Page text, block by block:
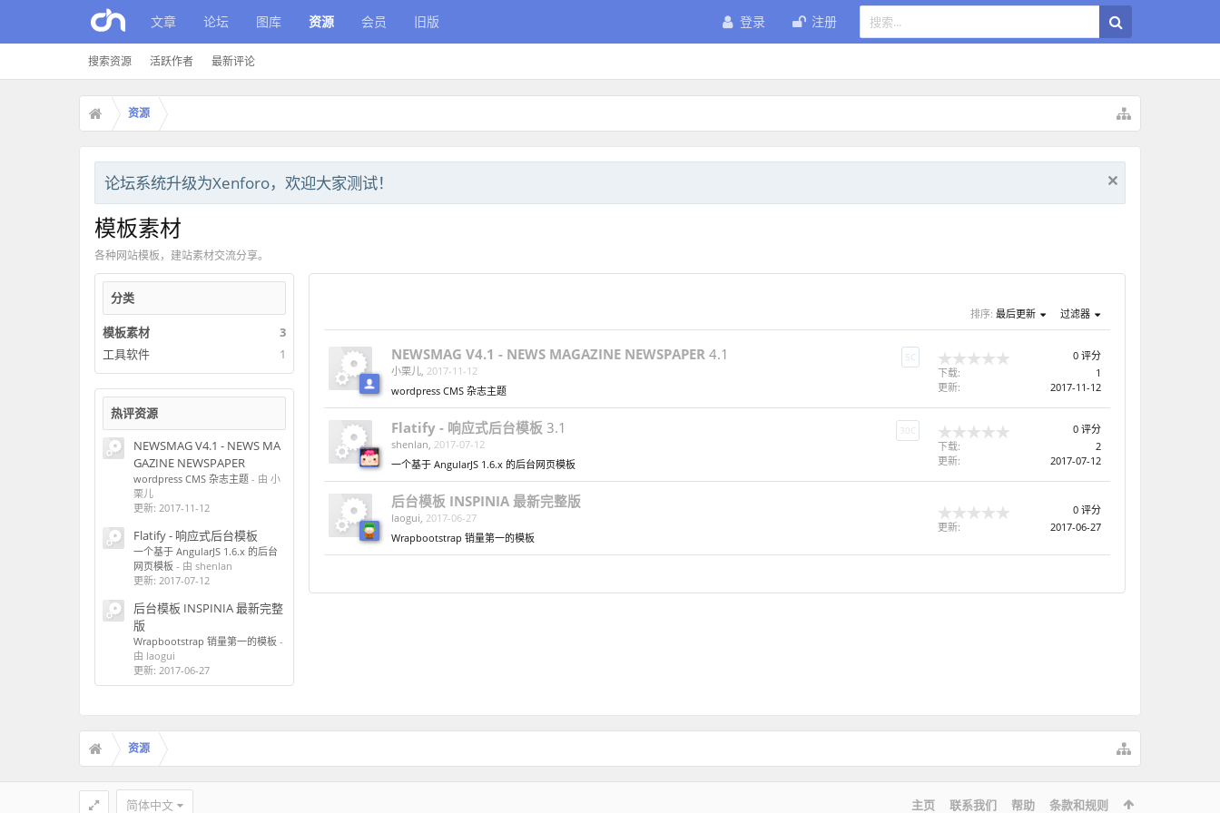
文章 论坛 图库 资源
搜索资源 活跃作者 最新评论
会员 旧版 登录 注册
资源
论坛系统升级为Xenforo，欢迎大家测试！
模板素材
各种网站模板，建站素材交流分享。
分类
模板素材
3
工具软件
1
热评资源
NEWSMAG V4.1 - NEWS MA
GAZINE NEWSPAPER
wordpress CMS 杂志主题 - 由 小
栗儿
更新: 2017-11-12
Flatify - 响应式后台模板
一个基于 AngularJS 1.6.x 的后台
网页模板 - 由 shenlan
更新: 2017-07-12
后台模板 INSPINIA 最新完整
版
Wrapbootstrap 销量第一的模板 -
由 laogui
更新: 2017-06-27
排序: 最后更新 过滤器
5C
NEWSMAG V4.1 - NEWS MAGAZINE NEWSPAPER 4.1
小栗儿, 2017-11-12
wordpress CMS 杂志主题
0 评分
下载:
1
更新:
2017-11-12
30C
Flatify - 响应式后台模板 3.1
shenlan, 2017-07-12
一个基于 AngularJS 1.6.x 的后台网页模板
0 评分
下载:
2
更新:
2017-07-12
后台模板 INSPINIA 最新完整版
laogui, 2017-06-27
Wrapbootstrap 销量第一的模板
0 评分
更新:
2017-06-27
资源
简体中文 主页 联系我们 帮助 条款和规则